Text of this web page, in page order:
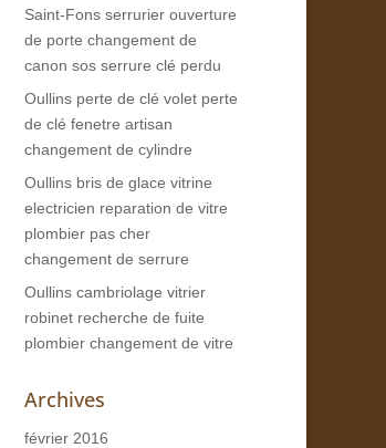
Saint-Fons serrurier ouverture
de porte changement de
canon sos serrure clé perdu
Oullins perte de clé volet perte
de clé fenetre artisan
changement de cylindre
Oullins bris de glace vitrine
electricien reparation de vitre
plombier pas cher
changement de serrure
Oullins cambriolage vitrier
robinet recherche de fuite
plombier changement de vitre
Archives
février 2016